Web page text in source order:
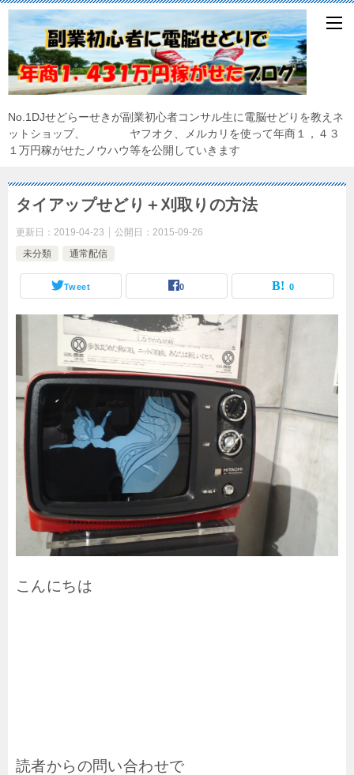
No.1DJせどらーせきが副業初心者コンサル生に電脳せどりを教えネ
ットショップ、 ヤフオク、メルカリを使って年商１，４３
１万円稼がせたノウハウ等を公開していきます
タイアップせどり＋刈取りの方法
更新日： 2019-04-23 公開日： 2015-09-26
未分類
通常配信
Tweet 0 0
こんにちは
読者からの問い合わせで